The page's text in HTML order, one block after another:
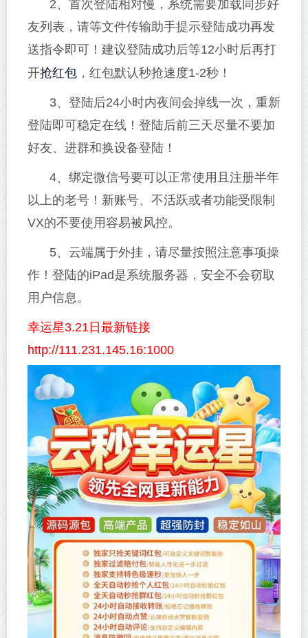
2、首次登陆相对慢，系统需要加载同步好
友列表，请等文件传输助手提示登陆成功再发
送指令即可！建议登陆成功后等12小时后再打
开抢红包 ，红包默认秒抢速度1-2秒！
3、登陆后24小时内夜间会掉线一次，重新
登陆即可稳定在线！登陆后前三天尽量不要加
好友、进群和换设备登陆！
4、绑定微信号要可以正常使用且注册半年
以上的老号！新账号、不活跃或者功能受限制
VX的不要使用容易被风控。
5、云端属于外挂，请尽量按照注意事项操
作！登陆的iPad是系统服务器，安全不会窃取
用户信息。
幸运星3.21日最新链接
http://111.231.145.16:1000